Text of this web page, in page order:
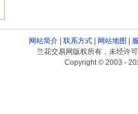
网站简介| 联系方式| 网站地图 |
兰花交易网版权所有，未经许
Copyright © 2003 -